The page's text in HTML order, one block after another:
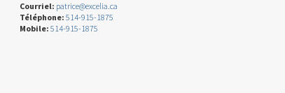
Courriel: patrice@excelia.ca
Téléphone: 514-915-1875
Mobile: 514-915-1875